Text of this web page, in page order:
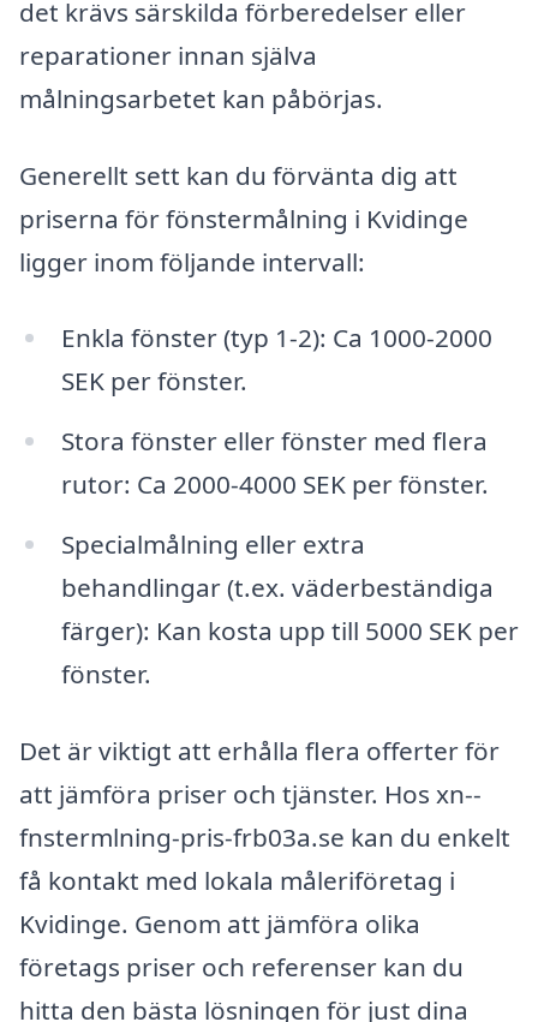
det krävs särskilda förberedelser eller
reparationer innan själva
målningsarbetet kan påbörjas.
Generellt sett kan du förvänta dig att
priserna för fönstermålning i Kvidinge
ligger inom följande intervall:
Enkla fönster (typ 1-2): Ca 1000-2000
SEK per fönster.
Stora fönster eller fönster med flera
rutor: Ca 2000-4000 SEK per fönster.
Specialmålning eller extra
behandlingar (t.ex. väderbeständiga
färger): Kan kosta upp till 5000 SEK per
fönster.
Det är viktigt att erhålla flera offerter för
att jämföra priser och tjänster. Hos xn--
fnstermlning-pris-frb03a.se kan du enkelt
få kontakt med lokala måleriföretag i
Kvidinge. Genom att jämföra olika
företags priser och referenser kan du
hitta den bästa lösningen för just dina